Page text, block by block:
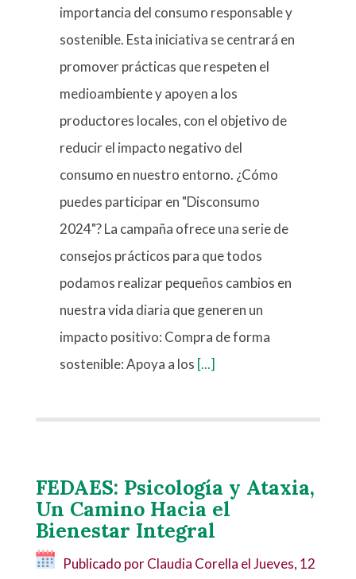
importancia del consumo responsable y
sostenible. Esta iniciativa se centrará en
promover prácticas que respeten el
medioambiente y apoyen a los
productores locales, con el objetivo de
reducir el impacto negativo del
consumo en nuestro entorno. ¿Cómo
puedes participar en "Disconsumo
2024"? La campaña ofrece una serie de
consejos prácticos para que todos
podamos realizar pequeños cambios en
nuestra vida diaria que generen un
impacto positivo: Compra de forma
sostenible: Apoya a los [...]
FEDAES: Psicología y Ataxia,
Un Camino Hacia el
Bienestar Integral
Publicado por Claudia Corella elJueves, 12